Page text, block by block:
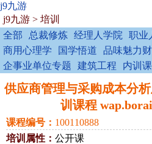
j9九游
j9九游 > 培训
全部
总裁修炼 经理人学院 职业
商用心理学
国学悟道 品味魅力
企事业单位专题
建筑工程 内训课
供应商管理与采购成本分
训课程
课程编号： 100110888
培训属性： 公开课